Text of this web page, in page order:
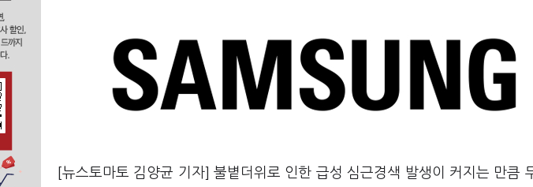
[뉴스토마토 김양균 기자] 불볕더위로 인한 급성 심근경색 발생이 커지는 만큼